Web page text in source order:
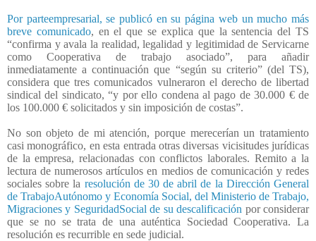
Por parteempresarial, se publicó en su página web un mucho más
breve comunicado, en el que se explica que la sentencia del TS
“confirma y avala la realidad, legalidad y legitimidad de Servicarne
como Cooperativa de trabajo asociado”, para añadir
inmediatamente a continuación que “según su criterio” (del TS),
considera que tres comunicados vulneraron el derecho de libertad
sindical del sindicato, “y por ello condena al pago de 30.000 € de
los 100.000 € solicitados y sin imposición de costas”.
No son objeto de mi atención, porque merecerían un tratamiento
casi monográfico, en esta entrada otras diversas vicisitudes jurídicas
de la empresa, relacionadas con conflictos laborales. Remito a la
lectura de numerosos artículos en medios de comunicación y redes
sociales sobre la resolución de 30 de abril de la Dirección General
de TrabajoAutónomo y Economía Social, del Ministerio de Trabajo,
Migraciones y SeguridadSocial de su descalificación por considerar
que se no se trata de una auténtica Sociedad Cooperativa. La
resolución es recurrible en sede judicial.